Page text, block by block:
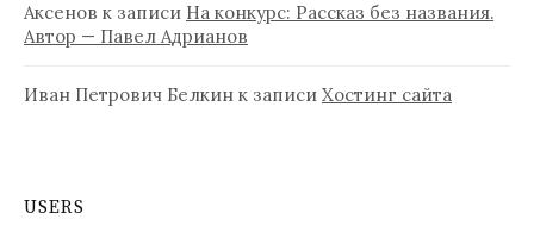
Аксенов к записи На конкурс: Рассказ без названия.
Автор — Павел Адрианов
Иван Петрович Белкин к записи Хостинг сайта
USERS